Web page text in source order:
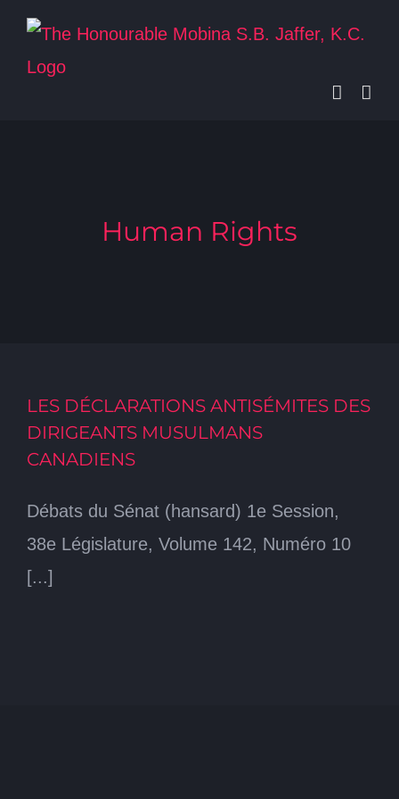
Skip
content
Human Rights
LES DÉCLARATIONS ANTISÉMITES DES
DIRIGEANTS MUSULMANS
CANADIENS
Débats du Sénat (hansard) 1e Session,
38e Législature, Volume 142, Numéro 10
[...]